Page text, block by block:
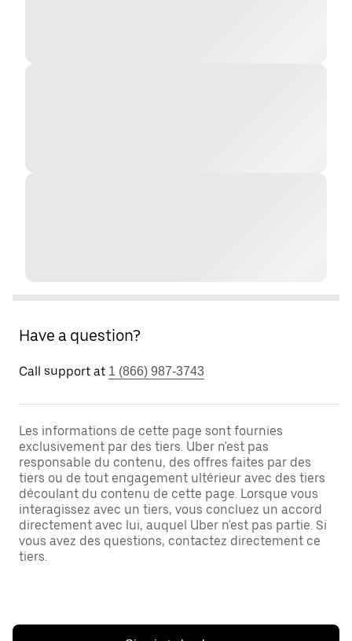
Have a question?
Call support at 1 (866) 987-3743
Les informations de cette page sont fournies
exclusivement par des tiers. Uber n'est pas
responsable du contenu, des offres faites par des
tiers ou de tout engagement ultérieur avec des tiers
découlant du contenu de cette page. Lorsque vous
interagissez avec un tiers, vous concluez un accord
directement avec lui, auquel Uber n'est pas partie. Si
vous avez des questions, contactez directement ce
tiers.